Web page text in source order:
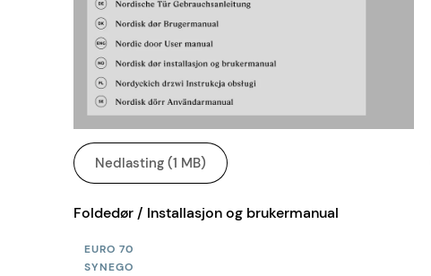
Nedlasting (1 MB)
Foldedør / Installasjon og brukermanual
EURO 70
SYNEGO